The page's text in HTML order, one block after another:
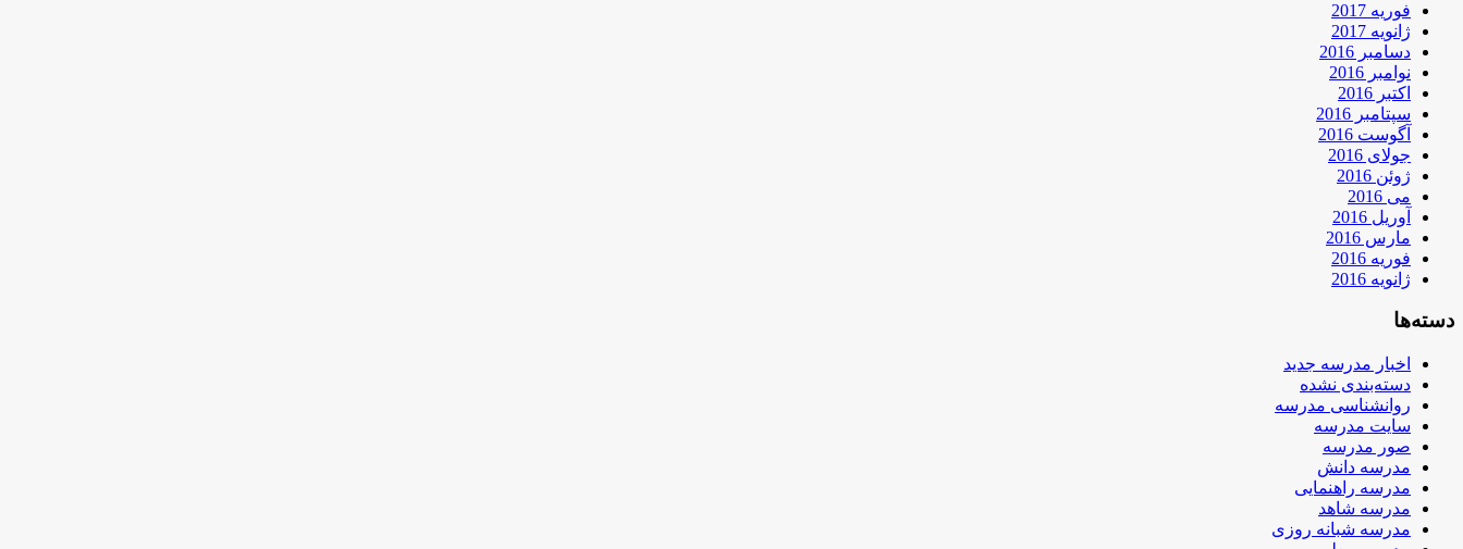
فوریه 2017
ژانویه 2017
دسامبر 2016
نوامبر 2016
اکتبر 2016
سپتامبر 2016
آگوست 2016
جولای 2016
ژوئن 2016
می 2016
آوریل 2016
مارس 2016
فوریه 2016
ژانویه 2016
دسته‌ها
اخبار مدرسه جدید
دسته‌بندی نشده
روانشناسی مدرسه
سایت مدرسه
صور مدرسه
مدرسه دانش
مدرسه راهنمایی
مدرسه شاهد
مدرسه شبانه روزی